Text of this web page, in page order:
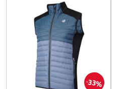
33%